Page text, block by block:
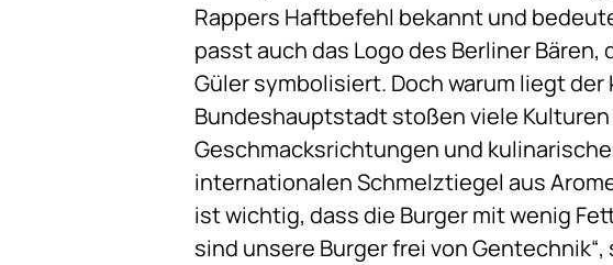
Rappers Haftbefehl bekannt und
passt auch das Logo des Berliner
Güler symbolisiert. Doch warum liegt
Bundeshauptstadt stoßen viele
Geschmacksrichtungen und
internationalen Schmelztiegel aus
ist wichtig, dass die Burger mit wenig
sind unsere Burger frei von Gentechnik“,